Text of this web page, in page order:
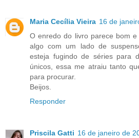
Maria Cecília Vieira 16 de
O enredo do livro parece bom
algo com um lado de
esteja fugindo de séries para
únicos, essa me atraiu tanto
para procurar.
Beijos.
Responder
Priscila Gatti 16 de janeiro de